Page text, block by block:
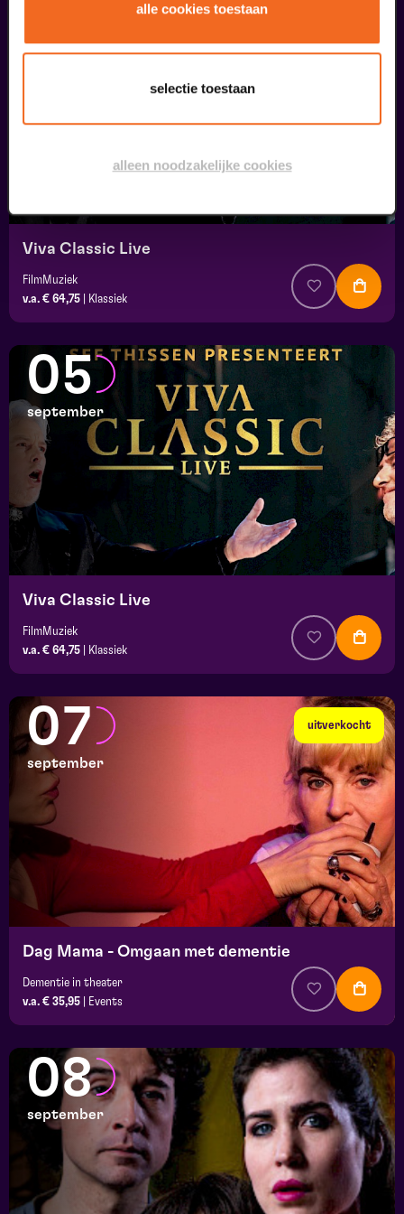
alle cookies toestaan
selectie toestaan
alleen noodzakelijke cookies
Viva Classic Live
FilmMuziek
v.a. € 64,75
Klassiek
05
september
Viva Classic Live
FilmMuziek
v.a. € 64,75
Klassiek
uitverkocht
07
september
Dag Mama - Omgaan met dementie
Dementie in theater
v.a. € 35,95
Events
08
september